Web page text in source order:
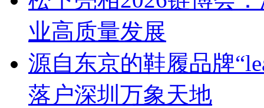
业高质量发展
源自东京的鞋履品牌
落户深圳万象天地